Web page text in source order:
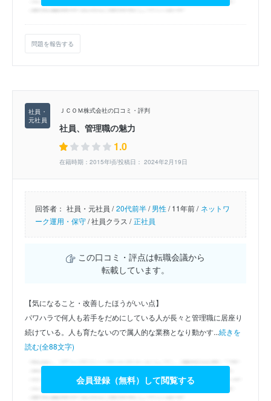
問題を報告する
ＪＣＯＭ株式会社の口コミ・評判
社員、管理職の魅力
1.0
在籍時期：2015年頃/投稿日： 2024年2月19日
回答者： 社員・元社員 / 20代前半/男性/11年前 / ネットワ
ーク運用・保守/社員クラス / 正社員
この口コミ・評点は転職会議から
転載しています。
【気になること・改善したほうがいい点】
パワハラで何人も若手をだめにしている人が長々と管理職に居座り
続けている。人も育たないので属人的な業務となり動かす...続きを
読む(全88文字)
会員登録（無料）して閲覧する